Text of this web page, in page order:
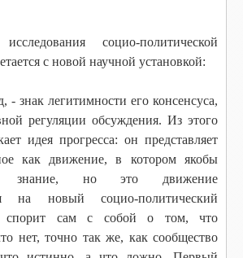
социо-политической
с новой научной установкой:
- знак легитимности его консенсуса,
регуляции обсуждения. Из этого
идея прогресса: он представляет
как движение, в котором якобы
знание, но это движение
на новый социо-политический
спорит сам с собой о том, что
нет, точно так же, как сообщество